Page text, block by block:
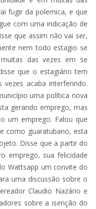
fugir da polemica, e que
com uma indicação de
que assim não vai ser,
nem todo estagio se
das vezes em se
que o estagiário tem
acaba interferindo.
uma política nova
gerando emprego, mas
um emprego. Falou que
como guaratubano, esta
Disse que a partir do
emprego, sua felicidade
Wattsapp um convite do
uma discussão sobre o
Claudio Nazário e
sobre a isenção do